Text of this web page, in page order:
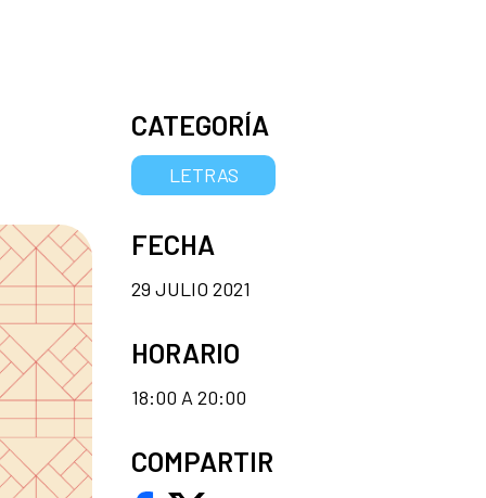
CATEGORÍA
LETRAS
FECHA
29 JULIO 2021
HORARIO
18:00 A 20:00
COMPARTIR